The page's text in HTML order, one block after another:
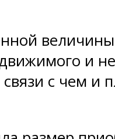
и
с чем и